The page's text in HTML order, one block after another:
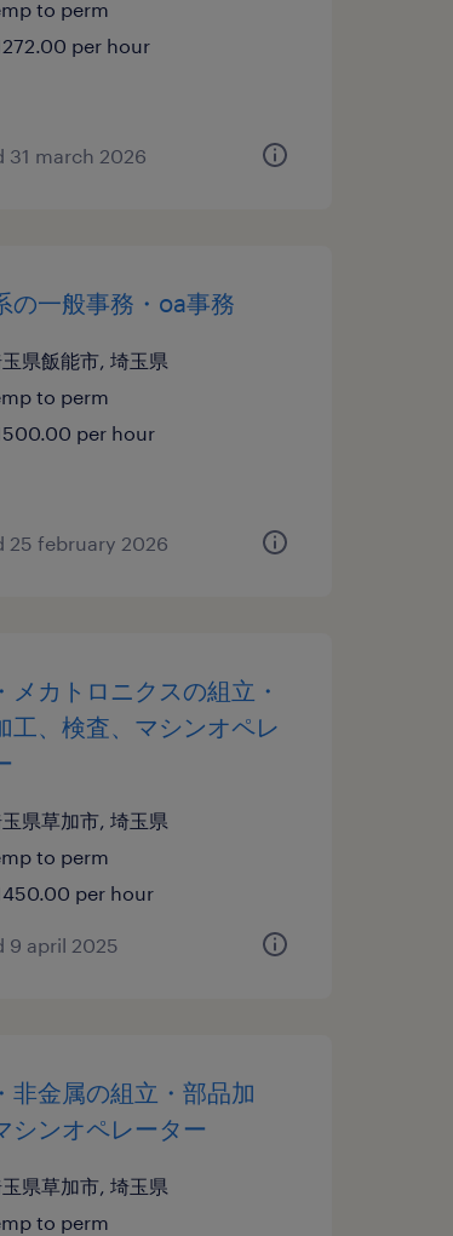
to perm
per hour
31 march 2026
の一般事務・oa事務
県飯能市, 埼玉県
to perm
per hour
25 february 2026
メカトロニクスの組立・
工、検査、マシンオペレ
県草加市, 埼玉県
to perm
per hour
9 april 2025
非金属の組立・部品加
シンオペレーター
県草加市, 埼玉県
to perm